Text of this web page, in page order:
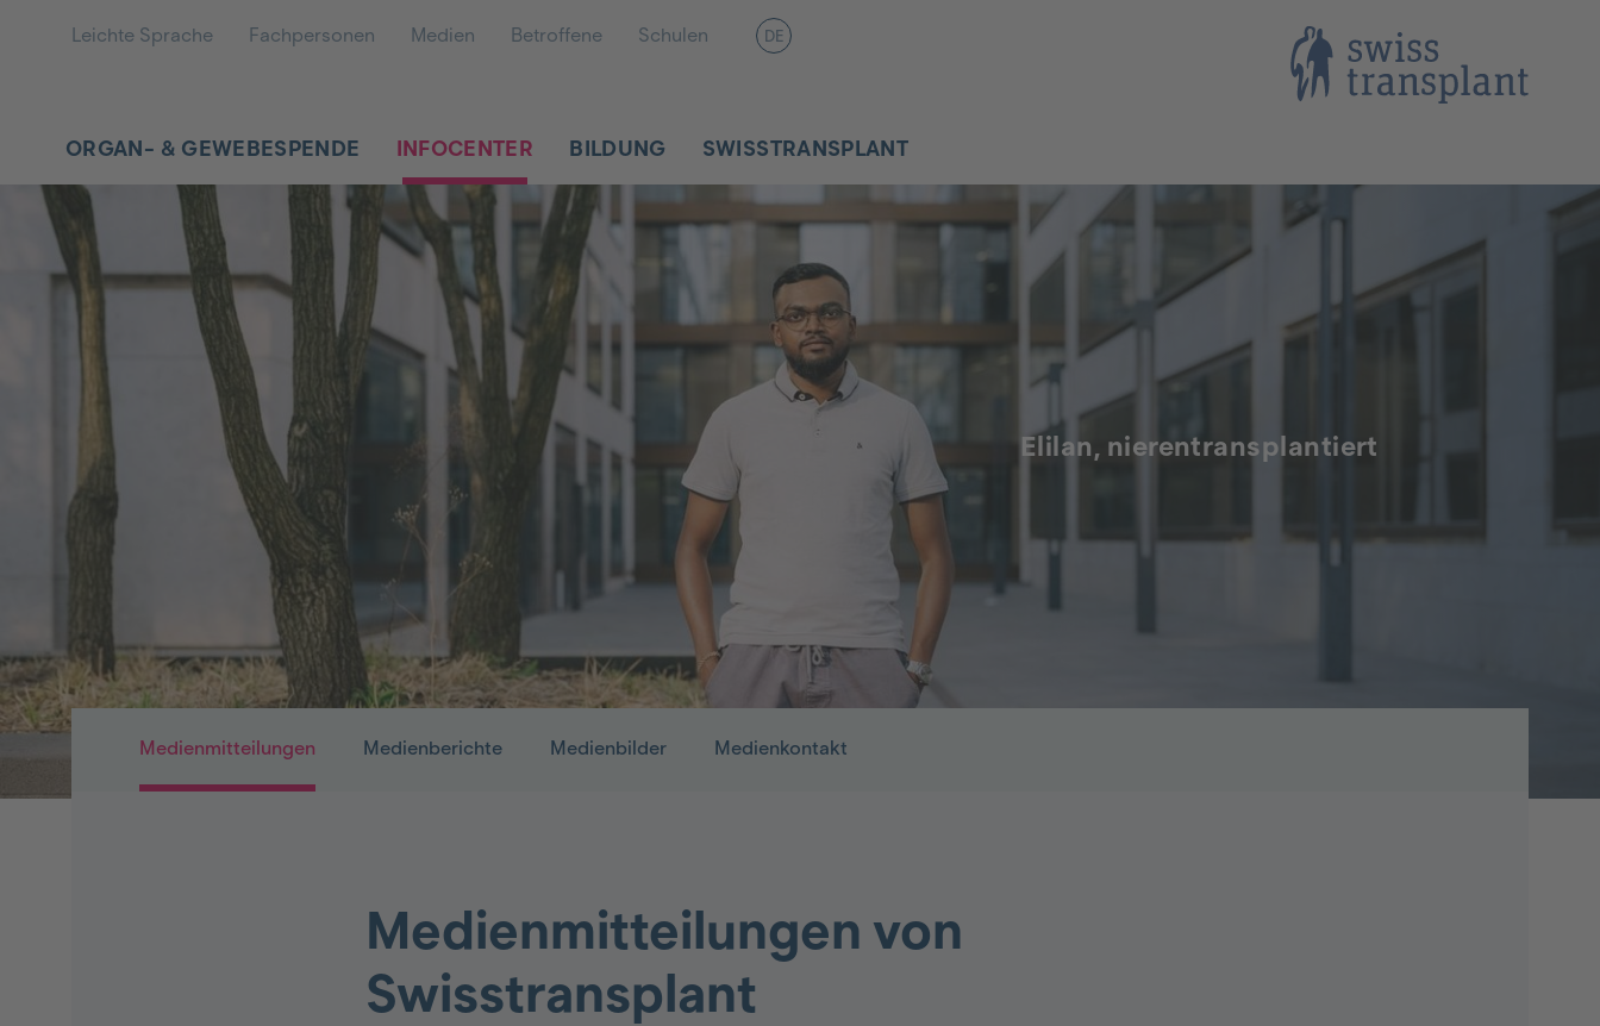
Leichte Sprache Fachpersonen Medien Betroffene Schulen DE
ORGAN- & GEWEBESPENDE INFOCENTER BILDUNG SWISSTRANSPLANT
Elilan, nierentransplantiert
Medienmitteilungen Medienberichte Medienbilder Medienkontakt
Medienmitteilungen von
Swisstransplant